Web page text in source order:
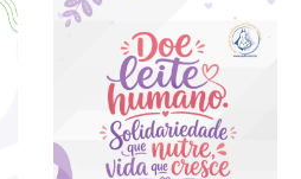
Desenvolvimento
do Quadril: Uma
Silenciosa – 22
de junho 2026 às